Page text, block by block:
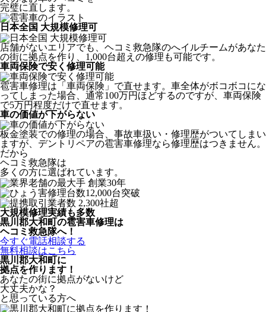
完璧に直します。
日本全国 大規模修理可
店舗がないエリアでも、ヘコミ救急隊のへイルチームがあなた
の街に拠点を作り、1,000台超えの修理も可能です。
車両保険で安く修理可能
雹害車修理は「車両保険」で直せます。車全体がボコボコにな
ってしまった場合、通常100万円ほどするのですが、車両保険
で5万円程度だけで直せます。
車の価値が下がらない
板金塗装での修理の場合、事故車扱い・修理歴がついてしまい
ますが、デントリペアの雹害車修理なら修理歴はつきません。
だから
ヘコミ救急隊は
多くの方に選ばれています。
大規模修理実績も多数
黒川郡大和町の雹害車修理は
ヘコミ救急隊へ！
今すぐ電話相談する
無料相談はこちら
黒川郡大和町に
拠点を作ります！
あなたの街に拠点がないけど
大丈夫かな？
と思っている方へ